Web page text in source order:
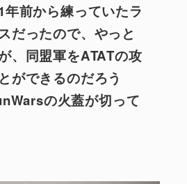
年前から練っていたラ
だったので、やっと
、同盟軍をATATの攻
ができるのだろう
の火蓋が切って